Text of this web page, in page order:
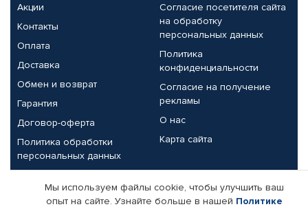
Акции
Контакты
Оплата
Доставка
Обмен и возврат
Гарантия
Договор-оферта
Политика обработки
персональных данных
Согласие посетителя сайта
на обработку
персональных данных
Политика
конфиденциальности
Согласие на получение
рекламы
О нас
Карта сайта
Партнерам
Мы используем файлы cookie, чтобы улучшить ваш
опыт на сайте. Узнайте больше в нашей Политике